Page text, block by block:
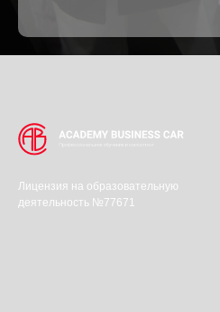
Лицензия на образовательную
деятельность №77671